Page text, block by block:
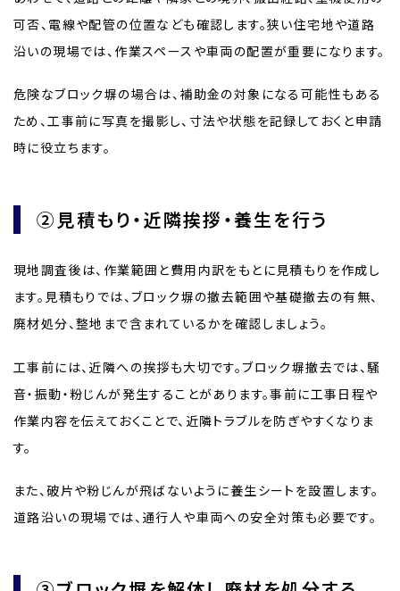
可否、電線や配管の位置なども確認します。狭い住宅地や道路
沿いの現場では、作業スペースや車両の配置が重要になります。
危険なブロック塀の場合は、補助金の対象になる可能性もある
ため、工事前に写真を撮影し、寸法や状態を記録しておくと申請
時に役立ちます。
②見積もり・近隣挨拶・養生を行う
現地調査後は、作業範囲と費用内訳をもとに見積もりを作成し
ます。見積もりでは、ブロック塀の撤去範囲や基礎撤去の有無、
廃材処分、整地まで含まれているかを確認しましょう。
工事前には、近隣への挨拶も大切です。ブロック塀撤去では、騒
音・振動・粉じんが発生することがあります。事前に工事日程や
作業内容を伝えておくことで、近隣トラブルを防ぎやすくなりま
す。
また、破片や粉じんが飛ばないように養生シートを設置します。
道路沿いの現場では、通行人や車両への安全対策も必要です。